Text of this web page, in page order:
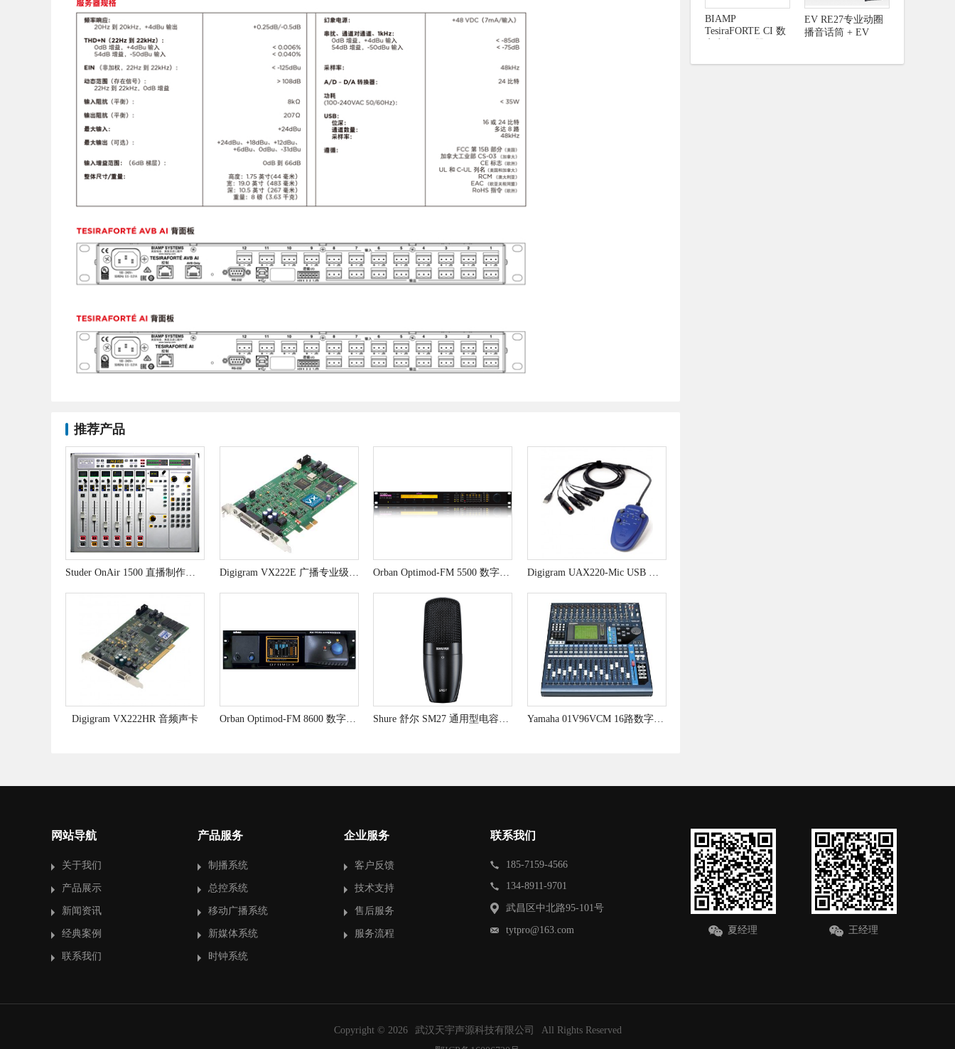
推荐产品
Studer OnAir 1500 直播制作两用调音台 Digigram VX222E 广播专业级声卡 Orban Optimod-FM 5500 数字音频处理器 / Orban音频处理器 Digigram UAX220-Mic USB 音频声卡
Digigram VX222HR 音频声卡 Orban Optimod-FM 8600 数字音频处理器 Shure 舒尔 SM27 通用型电容话筒 Yamaha 01V96VCM 16路数字调音台
BIAMP
TesiraFORTE CI 数
EV RE27专业动圈
播音话筒 + EV
网站导航
关于我们
产品展示
新闻资讯
经典案例
联系我们
产品服务
制播系统
总控系统
移动广播系统
新媒体系统
时钟系统
企业服务
客户反馈
技术支持
售后服务
服务流程
联系我们
185-7159-4566
134-8911-9701
武昌区中北路95-101号
tytpro@163.com 夏经理 王经理
Copyright © 2026 武汉天宇声源科技有限公司
All Rights Reserved